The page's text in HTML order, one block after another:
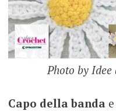
Photo by Idee
Capo della banda